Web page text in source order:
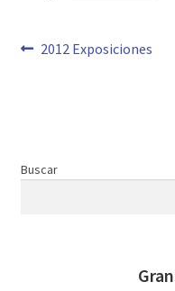
Navegación
Anterior:
2012 Exposiciones
Buscar